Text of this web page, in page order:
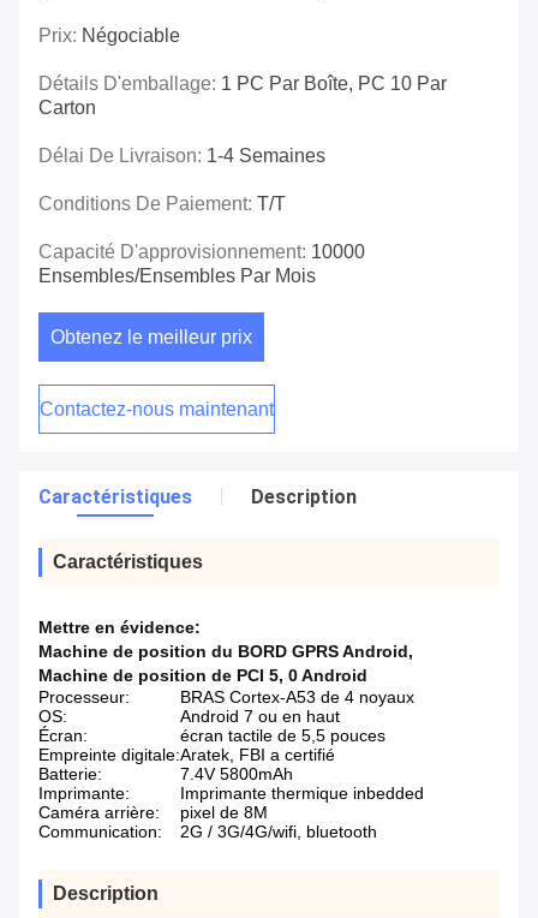
Prix: Négociable
Détails D'emballage: 1 PC Par Boîte, PC 10 Par
Carton
Délai De Livraison: 1-4 Semaines
Conditions De Paiement: T/T
Capacité D'approvisionnement: 10000
Ensembles/ensembles Par Mois
Obtenez le meilleur prix
Contactez-nous maintenant
Caractéristiques Description
Caractéristiques
Mettre en évidence:
Machine de position du BORD GPRS Android,
Machine de position de PCI 5, 0 Android
Processeur:
BRAS Cortex-A53 de 4 noyaux
OS:
Android 7 ou en haut
Écran:
écran tactile de 5,5 pouces
Empreinte digitale:Aratek, FBI a certifié
Batterie:
7.4V 5800mAh
Imprimante:
Imprimante thermique inbedded
Caméra arrière:
pixel de 8M
Communication:
2G / 3G/4G/wifi, bluetooth
Description